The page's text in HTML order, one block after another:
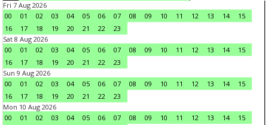
Fri 7 Aug 2026
00
01 02 03 04 05 06 07 08 09 10 11 12 13 14
15
16
17 18 19 20 21 22
23
Sat 8 Aug 2026
00
01 02 03 04 05 06 07 08 09 10 11 12 13 14
15
16
17 18 19 20 21 22
23
Sun 9 Aug 2026
00
01 02 03 04 05 06 07 08 09 10 11 12 13 14
15
16
17 18 19 20 21 22
23
Mon 10 Aug 2026
00
01 02 03 04 05 06 07 08 09 10 11 12 13 14
15